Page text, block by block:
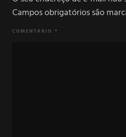
Campos obrigatórios são
COMENTÁRIO *